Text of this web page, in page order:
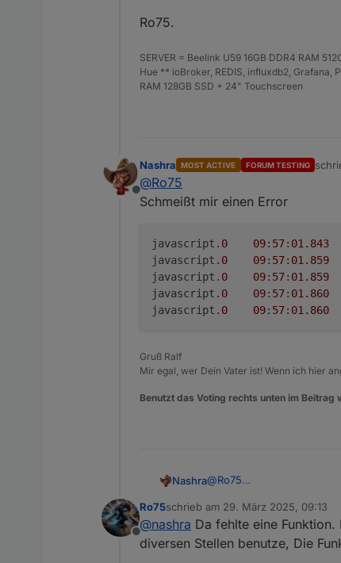
Ro75.
SERVER = Beelink U59 16GB DDR4 RAM
Hue ** ioBroker, REDIS, influxdb2,
RAM 128GB SSD + 24" Touchscreen
Offline
Nashra MOST ACTIVE FORUM TESTING
@Ro75
Schmeißt mir einen Error
javascript. 0 09: 57: 01.843
javascript. 0 09: 57: 01.859
javascript. 0 09: 57: 01.859
javascript. 0 09: 57: 01.860
javascript. 0 09: 57: 01.860
Gruß Ralf
Mir egal, wer Dein Vater ist! Wenn ich hier
Benutzt das Voting rechts unten im Beitrag
Nashra@Ro75
javascript.0
javascript.0
javascript.0
Offline
Ro75schrieb am 29. März 2025, 09:13
zuletzt editiert von
@nashra Da fehlte eine
diversen Stellen benutze, Die